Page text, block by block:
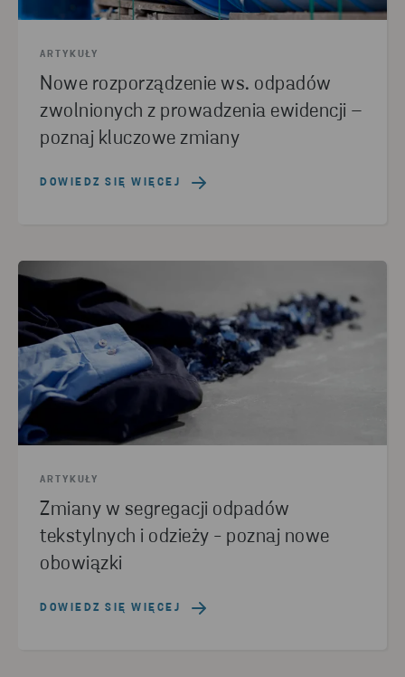
ARTYKUŁY
Nowe rozporządzenie ws. odpadów
zwolnionych z prowadzenia ewidencji –
poznaj kluczowe zmiany
DOWIEDZ SIĘ WIĘCEJ
ARTYKUŁY
Zmiany w segregacji odpadów
tekstylnych i odzieży - poznaj nowe
obowiązki
DOWIEDZ SIĘ WIĘCEJ